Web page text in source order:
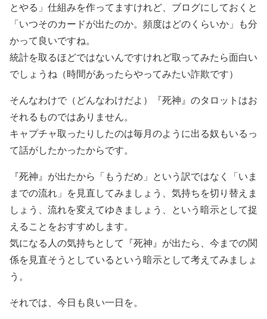
とやる」仕組みを作ってますけれど、ブログにしておくと
「いつそのカードが出たのか。頻度はどのくらいか」も分
かって良いですね。
統計を取るほどではないんですけれど取ってみたら面白い
でしょうね（時間があったらやってみたい詐欺です）
そんなわけで（どんなわけだよ）『死神』のタロットはお
それるものではありません。
キャプチャ取ったりしたのは毎月のように出る奴もいるっ
て話がしたかったからです。
『死神』が出たから「もうだめ」という訳ではなく「いま
までの流れ」を見直してみましょう、気持ちを切り替えま
しょう、流れを変えてゆきましょう、という暗示として捉
えることをおすすめします。
気になる人の気持ちとして『死神』が出たら、今までの関
係を見直そうとしているという暗示として考えてみましょ
う。
それでは、今日も良い一日を。